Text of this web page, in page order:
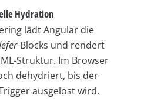
Hydration
lädt Angular die
-Blocks und rendert
Struktur. Im Browser
dehydriert, bis der
ausgelöst wird.